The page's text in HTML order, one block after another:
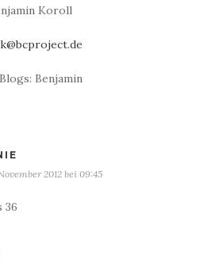
Koroll
Benjamin
2012 bei 09:45
36